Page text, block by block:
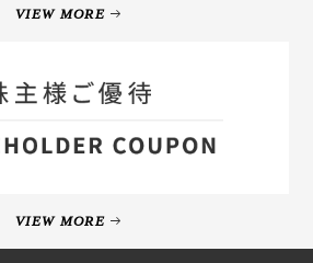
VIEW MORE
VIEW MORE